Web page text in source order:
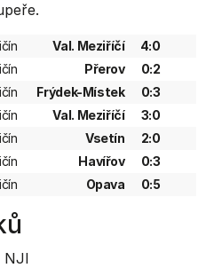
Val. Meziříčí
4:0
Přerov
0:2
Frýdek-Místek
0:3
Val. Meziříčí
3:0
Vsetín
2:0
Havířov
0:3
Opava 0:5
NJI